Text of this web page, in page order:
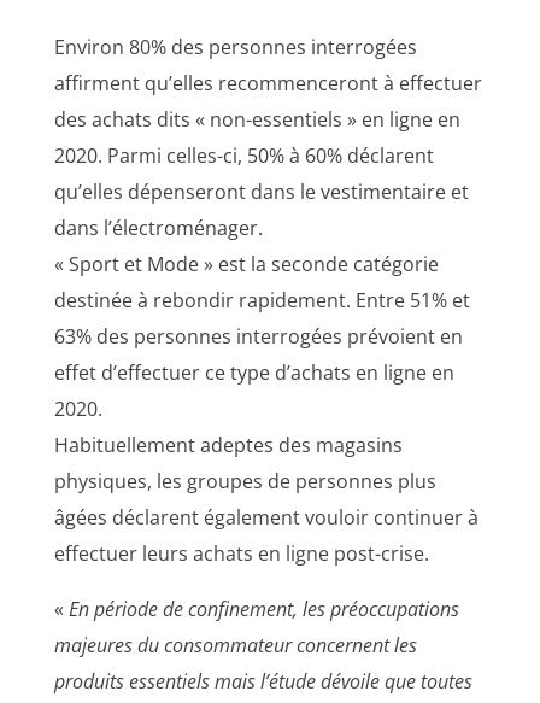
Environ 80% des personnes interrogées
affirment qu’elles recommenceront à effectuer
des achats dits « non-essentiels » en ligne en
2020. Parmi celles-ci, 50% à 60% déclarent
qu’elles dépenseront dans le vestimentaire et
dans l’électroménager.
« Sport et Mode » est la seconde catégorie
destinée à rebondir rapidement. Entre 51% et
63% des personnes interrogées prévoient en
effet d’effectuer ce type d’achats en ligne en
2020.
Habituellement adeptes des magasins
physiques, les groupes de personnes plus
âgées déclarent également vouloir continuer à
effectuer leurs achats en ligne post-crise.
« En période de confinement, les préoccupations
majeures du consommateur concernent les
produits essentiels mais l’étude dévoile que toutes